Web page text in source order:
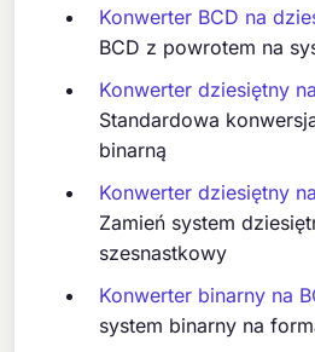
Konwerter BCD na
BCD z powrotem na
Konwerter dziesiętny
Standardowa
binarną
Konwerter dziesiętny
Zamień system
szesnastkowy
Konwerter binarny na
system binarny na